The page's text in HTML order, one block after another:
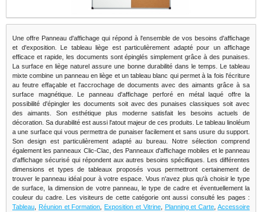
Une offre Panneau d'affichage qui répond à l'ensemble de vos besoins d'affichage
et d'exposition. Le tableau liège est particulièrement adapté pour un affichage
efficace et rapide, les documents sont épinglés simplement grâce à des punaises.
La surface en liège naturel assure une bonne durabilité dans le temps. Le tableau
mixte combine un panneau en liège et un tableau blanc qui permet à la fois l'écriture
au feutre effaçable et l'accrochage de documents avec des aimants grâce à sa
surface magnétique. Le panneau d'affichage perforé en métal laqué offre la
possibilité d'épingler les documents soit avec des punaises classiques soit avec
des aimants. Son esthétique plus moderne satisfait les besoins actuels de
décoration. Sa durabilité est aussi l'atout majeur de ces produits. Le tableau linoléum
a une surface qui vous permettra de punaiser facilement et sans usure du support.
Son design est particulièrement adapté au bureau. Notre sélection comprend
également les panneaux Clic-Clac, des Panneaux d'affichage mobiles et le panneau
d'affichage sécurisé qui répondent aux autres besoins spécifiques. Les différentes
dimensions et types de tableaux proposés vous permettront certainement de
trouver le panneau idéal pour à votre espace. Vous n'avez plus qu'à choisir le type
de surface, la dimension de votre panneau, le type de cadre et éventuellement la
couleur du cadre. Les visiteurs de cette catégorie ont aussi consulté les pages :
Tableau Réunion et Formation ,Exposition et Vitrine, Planning et Carte ,Accessoire